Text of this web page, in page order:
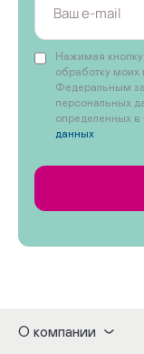
Нажимая
обработку моих
Федеральным
персональных
определенных в
данных
О компании